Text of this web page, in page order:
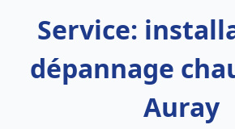
Service:
dépannage
Auray